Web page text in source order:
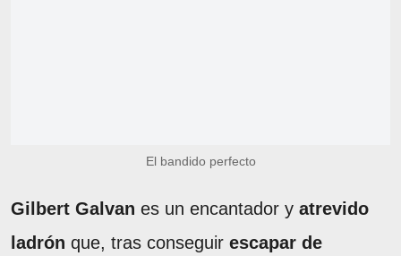
El bandido perfecto
Gilbert Galvan es un encantador y atrevido
ladrón que, tras conseguir escapar de